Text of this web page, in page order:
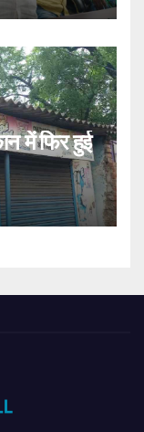
में फिर हुई